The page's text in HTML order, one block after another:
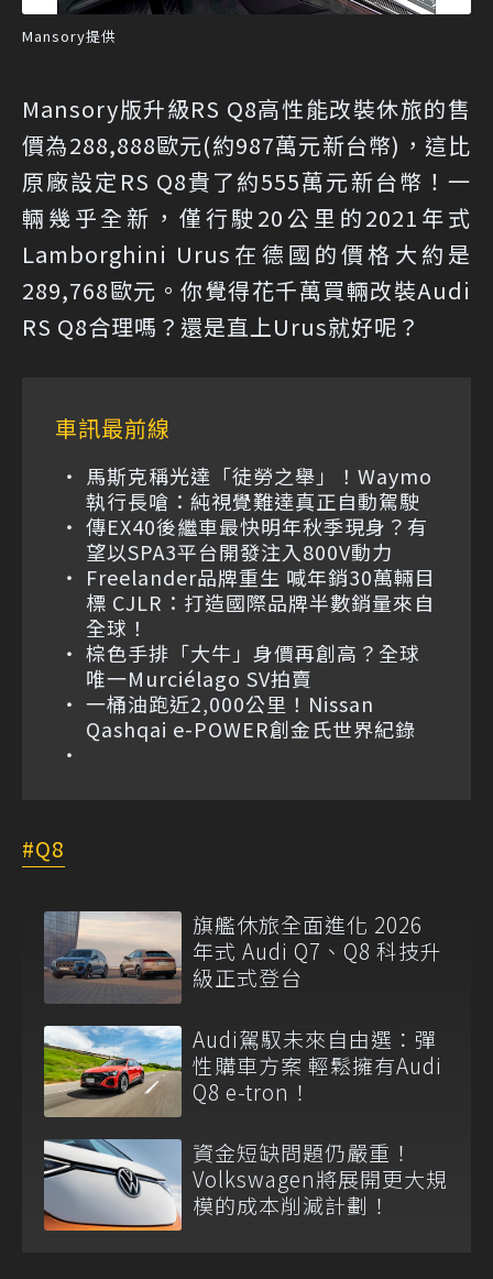
Mansory提供
Mansory版升級RS Q8高性能改裝休旅的售
價為288,888歐元(約987萬元新台幣)，這比
原廠設定RS Q8貴了約555萬元新台幣！一
輛幾乎全新，僅行駛20公里的2021年式
Lamborghini Urus在德國的價格大約是
289,768歐元。你覺得花千萬買輛改裝Audi
RS Q8合理嗎？還是直上Urus就好呢？
車訊最前線
馬斯克稱光達「徒勞之舉」！Waymo
執行長嗆：純視覺難達真正自動駕駛
傳EX40後繼車最快明年秋季現身？有
望以SPA3平台開發注入800V動力
Freelander品牌重生 喊年銷30萬輛目
標 CJLR：打造國際品牌半數銷量來自
全球！
棕色手排「大牛」身價再創高？全球
唯一Murciélago SV拍賣
一桶油跑近2,000公里！Nissan
Qashqai e-POWER創金氏世界紀錄
Q8
旗艦休旅全面進化 2026
年式 Audi Q7、Q8 科技升
級正式登台
Audi駕馭未來自由選：彈
性購車方案 輕鬆擁有Audi
Q8 e-tron！
資金短缺問題仍嚴重！
Volkswagen將展開更大規
模的成本削減計劃！